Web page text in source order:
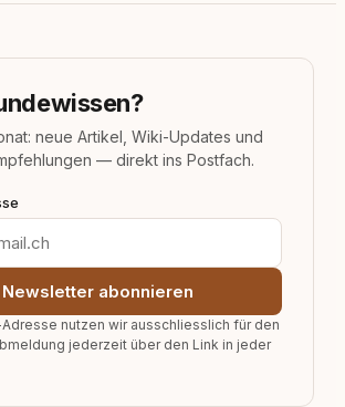
neue Artikel, Wiki-Updates und
— direkt ins Postfach.
Newsletter abonnieren
nutzen wir ausschliesslich für den
jederzeit über den Link in jeder